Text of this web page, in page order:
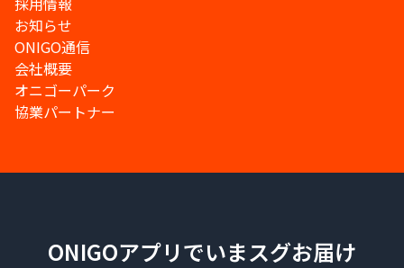
お知らせ
ONIGO通信
会社概要
オニゴーパーク
協業パートナー
ONIGOアプリでいまスグお届け